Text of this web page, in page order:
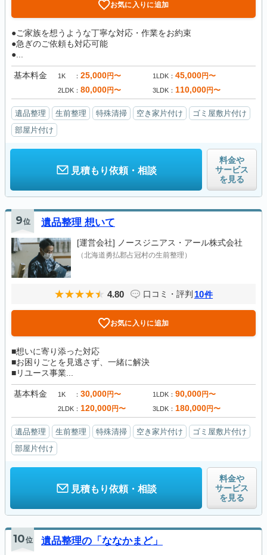
お気に入りに追加
●ご家族を想うような丁寧な対応・作業をお約束
●急ぎのご依頼も対応可能
●...
基本料金 1K 25,000円〜 1LDK 45,000円〜
2LDK 80,000円〜 3LDK 110,000円〜
遺品整理 生前整理 特殊清掃 空き家片付け
ゴミ屋敷片付け
部屋片付け
見積もり依頼・相談
料金や
サービス
を見る
9位 遺品整理 想いて
[運営会社] ノースジニアス・アール株式会社
（北海道勇払郡占冠村の生前整理）
4.80 口コミ・評判 10件
お気に入りに追加
■想いに寄り添った対応
■お困りごとを見逃さず、一緒に解決
■リユース事業...
基本料金 1K 30,000円〜 1LDK 90,000円〜
2LDK 120,000円〜 3LDK 180,000円〜
遺品整理 生前整理 特殊清掃 空き家片付け
ゴミ屋敷片付け
部屋片付け
見積もり依頼・相談
料金や
サービス
を見る
10位 遺品整理の「ななかまど」